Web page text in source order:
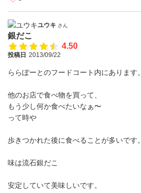
ユウキ さん
銀だこ
4.50
投稿日 2013/09/22
ららぽーとのフードコート内にあります。
他のお店で食べ物を買って、
もう少し何か食べたいなぁ〜
って時や
歩きつかれた後に食べることが多いです。
味は流石銀だこ
安定していて美味しいです。